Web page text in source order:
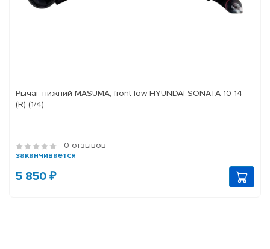
Рычаг нижний MASUMA, front low HYUNDAI SONATA 10-14
(R) (1/4)
0 отзывов
заканчивается
5 850 ₽